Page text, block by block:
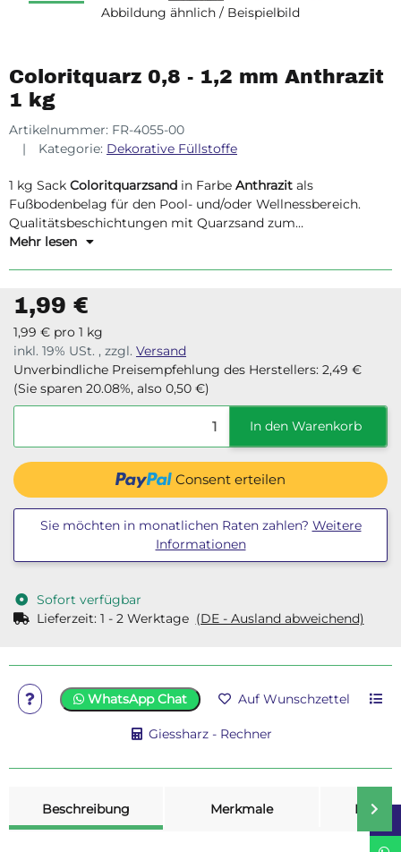
Abbildung ähnlich / Beispielbild
Coloritquarz 0,8 - 1,2 mm Anthrazit
1 kg
Artikelnummer: FR-4055-00
Kategorie: Dekorative Füllstoffe
1 kg Sack Coloritquarzsand in Farbe Anthrazit als
Fußbodenbelag für den Pool- und/oder Wellnessbereich.
Qualitätsbeschichtungen mit Quarzsand zum
Selbermachen!
Mehr lesen
1,99 €
1,99 € pro 1 kg
inkl. 19% USt. , zzgl. Versand
Unverbindliche Preisempfehlung des Herstellers: 2,49 €
(Sie sparen 20.08%, also 0,50 €)
In den Warenkorb
Consent erteilen
Sie möchten in monatlichen Raten zahlen? Weitere
Informationen
Sofort verfügbar
Lieferzeit: 1 - 2 Werktage (DE - Ausland abweichend)
WhatsApp Chat Auf Wunschzettel
Giessharz - Rechner
Beschreibung
Merkmale